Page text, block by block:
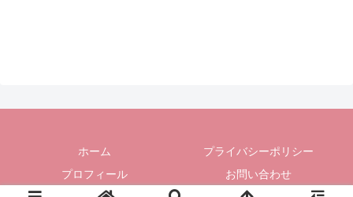
ホーム
プライバシーポリシー
プロフィール
お問い合わせ